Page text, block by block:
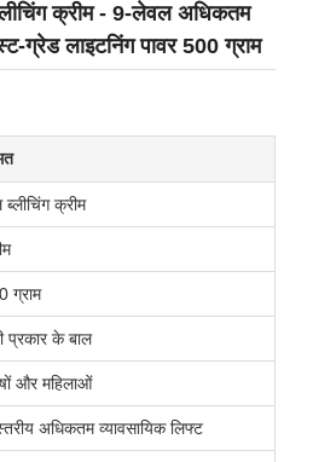
क्रीम - 9-लेवल अधिकतम
ग्रेड लाइटनिंग पावर 500 ग्राम
ब्लीचिंग क्रीम
ग्राम
प्रकार के बाल
और महिलाओं
अधिकतम व्यावसायिक लिफ्ट